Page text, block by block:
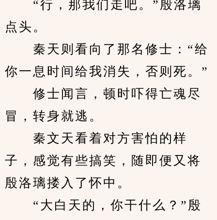
“行，那我们走吧。”殷洛璃
点头。
秦天则看向了那名修士：“给
你一息时间给我消失，否则死。”
修士闻言，顿时吓得亡魂尽
冒，转身就逃。
秦文天看着对方害怕的样
子，感觉有些搞笑，随即便又将
殷洛璃搂入了怀中。
“大白天的，你干什么？”殷